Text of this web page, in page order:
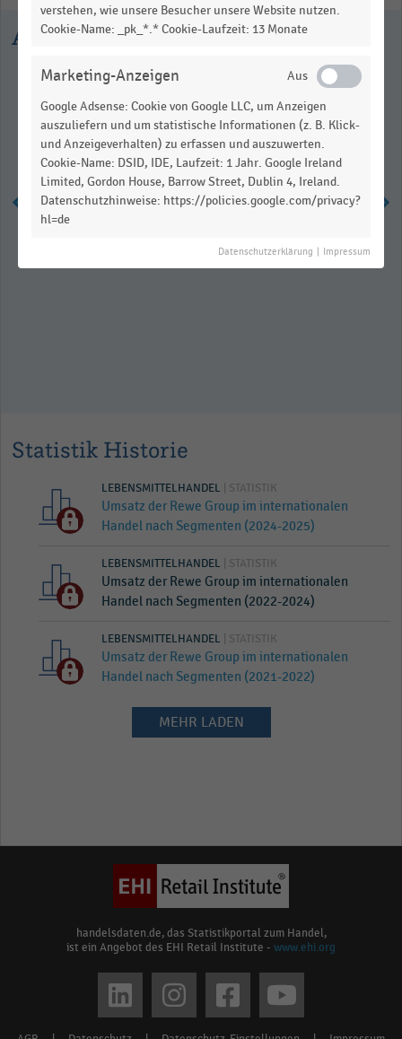
Ausgewählte Statistiken
Konzerns (2008-2025)
Statistik Historie
LEBENSMITTELHANDEL | STATISTIK
Umsatz der Rewe Group im internationalen
Handel nach Segmenten (2024-2025)
LEBENSMITTELHANDEL | STATISTIK
Umsatz der Rewe Group im internationalen
Handel nach Segmenten (2022-2024)
LEBENSMITTELHANDEL | STATISTIK
Umsatz der Rewe Group im internationalen
Handel nach Segmenten (2021-2022)
MEHR LADEN
handelsdaten.de, das Statistikportal zum Handel,
ist ein Angebot des EHI Retail Institute - www.ehi.org
verstehen, wie unsere Besucher unsere Website nutzen.
Cookie-Name: _pk_*.* Cookie-Laufzeit: 13 Monate
Marketing-Anzeigen
Google Adsense: Cookie von Google LLC, um Anzeigen
auszuliefern und um statistische Informationen (z. B. Klick-
und Anzeigeverhalten) zu erfassen und auszuwerten.
Cookie-Name: DSID, IDE, Laufzeit: 1 Jahr. Google Ireland
Limited, Gordon House, Barrow Street, Dublin 4, Ireland.
Datenschutzhinweise: https://policies.google.com/privacy?
hl=de
Datenschutzerklärung Impressum